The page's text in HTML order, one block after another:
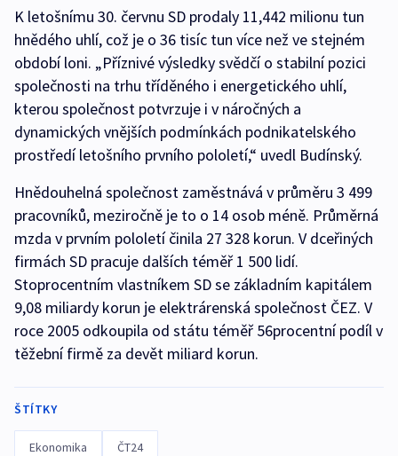
K letošnímu 30. červnu SD prodaly 11,442 milionu tun
hnědého uhlí, což je o 36 tisíc tun více než ve stejném
období loni. „Příznivé výsledky svědčí o stabilní pozici
společnosti na trhu tříděného i energetického uhlí,
kterou společnost potvrzuje i v náročných a
dynamických vnějších podmínkách podnikatelského
prostředí letošního prvního pololetí,“ uvedl Budínský.
Hnědouhelná společnost zaměstnává v průměru 3 499
pracovníků, meziročně je to o 14 osob méně. Průměrná
mzda v prvním pololetí činila 27 328 korun. V dceřiných
firmách SD pracuje dalších téměř 1 500 lidí.
Stoprocentním vlastníkem SD se základním kapitálem
9,08 miliardy korun je elektrárenská společnost ČEZ. V
roce 2005 odkoupila od státu téměř 56procentní podíl v
těžební firmě za devět miliard korun.
ŠTÍTKY
Ekonomika ČT24